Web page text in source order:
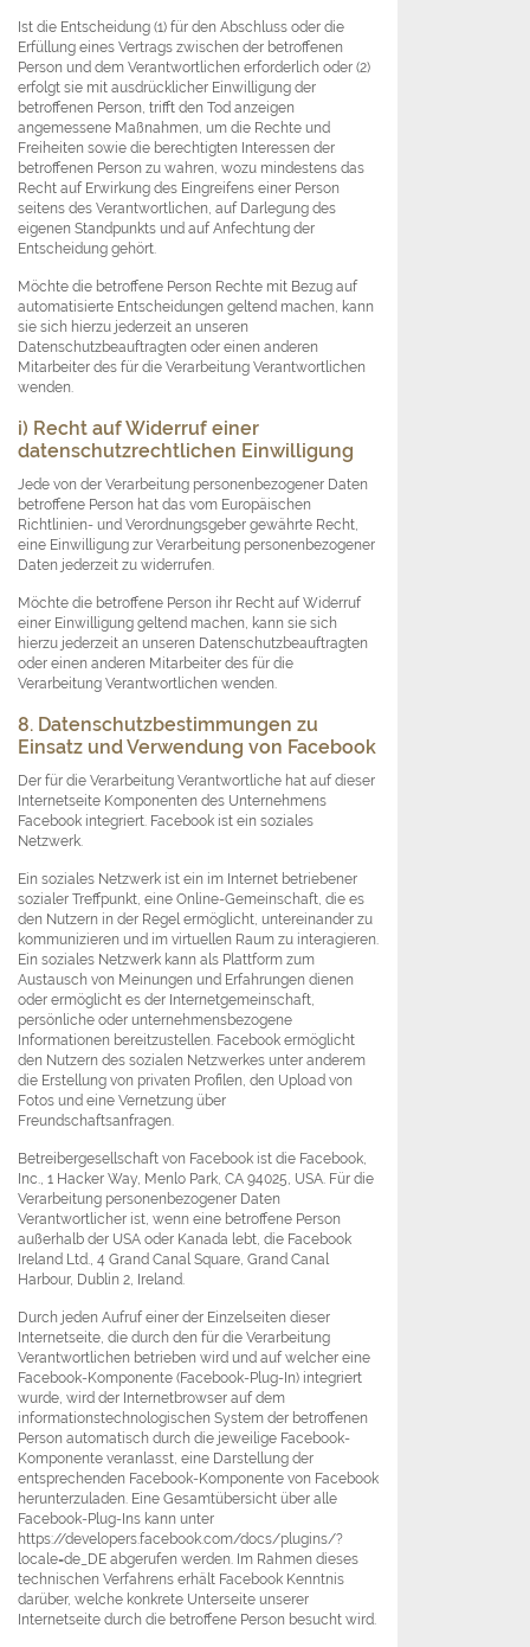
Ist die Entscheidung (1) für den Abschluss oder die
Erfüllung eines Vertrags zwischen der betroffenen
Person und dem Verantwortlichen erforderlich oder (2)
erfolgt sie mit ausdrücklicher Einwilligung der
betroffenen Person, trifft den Tod anzeigen
angemessene Maßnahmen, um die Rechte und
Freiheiten sowie die berechtigten Interessen der
betroffenen Person zu wahren, wozu mindestens das
Recht auf Erwirkung des Eingreifens einer Person
seitens des Verantwortlichen, auf Darlegung des
eigenen Standpunkts und auf Anfechtung der
Entscheidung gehört.
Möchte die betroffene Person Rechte mit Bezug auf
automatisierte Entscheidungen geltend machen, kann
sie sich hierzu jederzeit an unseren
Datenschutzbeauftragten oder einen anderen
Mitarbeiter des für die Verarbeitung Verantwortlichen
wenden.
i) Recht auf Widerruf einer
datenschutzrechtlichen Einwilligung
Jede von der Verarbeitung personenbezogener Daten
betroffene Person hat das vom Europäischen
Richtlinien- und Verordnungsgeber gewährte Recht,
eine Einwilligung zur Verarbeitung personenbezogener
Daten jederzeit zu widerrufen.
Möchte die betroffene Person ihr Recht auf Widerruf
einer Einwilligung geltend machen, kann sie sich
hierzu jederzeit an unseren Datenschutzbeauftragten
oder einen anderen Mitarbeiter des für die
Verarbeitung Verantwortlichen wenden.
8. Datenschutzbestimmungen zu
Einsatz und Verwendung von Facebook
Der für die Verarbeitung Verantwortliche hat auf dieser
Internetseite Komponenten des Unternehmens
Facebook integriert. Facebook ist ein soziales
Netzwerk.
Ein soziales Netzwerk ist ein im Internet betriebener
sozialer Treffpunkt, eine Online-Gemeinschaft, die es
den Nutzern in der Regel ermöglicht, untereinander zu
kommunizieren und im virtuellen Raum zu interagieren.
Ein soziales Netzwerk kann als Plattform zum
Austausch von Meinungen und Erfahrungen dienen
oder ermöglicht es der Internetgemeinschaft,
persönliche oder unternehmensbezogene
Informationen bereitzustellen. Facebook ermöglicht
den Nutzern des sozialen Netzwerkes unter anderem
die Erstellung von privaten Profilen, den Upload von
Fotos und eine Vernetzung über
Freundschaftsanfragen.
Betreibergesellschaft von Facebook ist die Facebook,
Inc., 1 Hacker Way, Menlo Park, CA 94025, USA. Für die
Verarbeitung personenbezogener Daten
Verantwortlicher ist, wenn eine betroffene Person
außerhalb der USA oder Kanada lebt, die Facebook
Ireland Ltd., 4 Grand Canal Square, Grand Canal
Harbour, Dublin 2, Ireland.
Durch jeden Aufruf einer der Einzelseiten dieser
Internetseite, die durch den für die Verarbeitung
Verantwortlichen betrieben wird und auf welcher eine
Facebook-Komponente (Facebook-Plug-In) integriert
wurde, wird der Internetbrowser auf dem
informationstechnologischen System der betroffenen
Person automatisch durch die jeweilige Facebook-
Komponente veranlasst, eine Darstellung der
entsprechenden Facebook-Komponente von Facebook
herunterzuladen. Eine Gesamtübersicht über alle
Facebook-Plug-Ins kann unter
https://developers.facebook.com/docs/plugins/?
locale=de_DE abgerufen werden. Im Rahmen dieses
technischen Verfahrens erhält Facebook Kenntnis
darüber, welche konkrete Unterseite unserer
Internetseite durch die betroffene Person besucht wird.